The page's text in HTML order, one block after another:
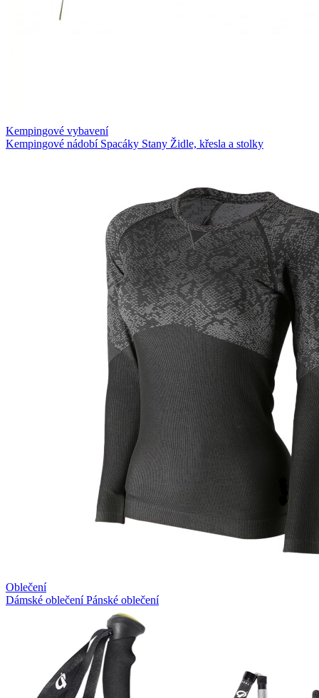
Kempingové vybavení
Kempingové nádobí Spacáky Stany Židle, křesla a stolky
Oblečení
Dámské oblečeníPánské oblečení